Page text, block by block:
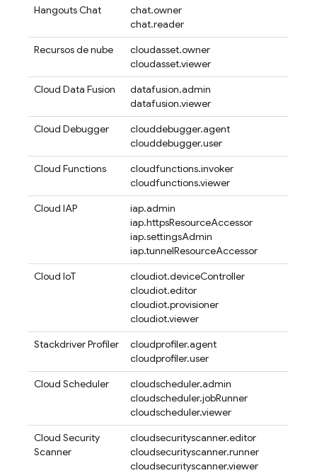
Hangouts Chat
chat.owner
chat.reader
Recursos de nube
cloudasset.owner
cloudasset.viewer
Cloud Data Fusion
datafusion.admin
datafusion.viewer
Cloud Debugger
clouddebugger.agent
clouddebugger.user
Cloud Functions
cloudfunctions.invoker
cloudfunctions.viewer
Cloud IAP
iap.admin
iap.httpsResourceAccessor
iap.settingsAdmin
iap.tunnelResourceAccessor
Cloud IoT
cloudiot.deviceController
cloudiot.editor
cloudiot.provisioner
cloudiot.viewer
Stackdriver Profiler
cloudprofiler.agent
cloudprofiler.user
Cloud Scheduler
cloudscheduler.admin
cloudscheduler.jobRunner
cloudscheduler.viewer
Cloud Security
Scanner
cloudsecurityscanner.editor
cloudsecurityscanner.runner
cloudsecurityscanner.viewer